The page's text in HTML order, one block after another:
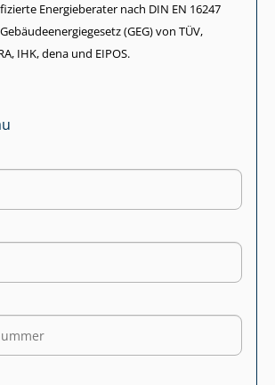
Energieberater nach DIN EN 16247
(GEG) von TÜV,
IHK, dena und EIPOS.